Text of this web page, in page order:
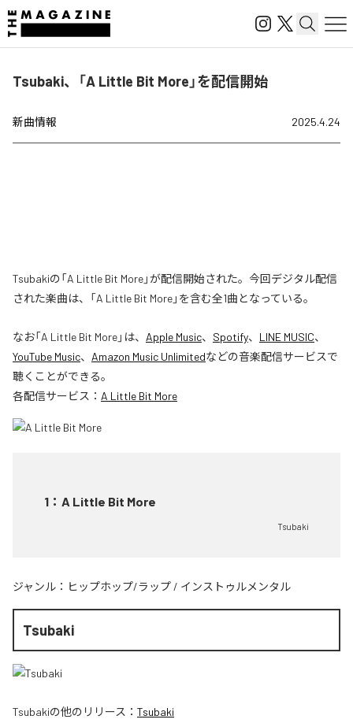
Tsubaki、「A Little Bit More」を配信開始
新曲情報 2025.4.24
Tsubakiの「A Little Bit More」が配信開始された。今回デジタル配信
された楽曲は、「A Little Bit More」を含む全1曲となっている。
なお「A Little Bit More」は、 Apple Music、 Spotify、 LINE MUSIC、
YouTube Music、 Amazon Music Unlimitedなどの音楽配信サービスで
聴くことができる。
各配信サービス： A Little Bit More
1 ： A Little Bit More
Tsubaki
ジャンル： ヒップホップ/ラップ / インストゥルメンタル
Tsubaki
Tsubakiの他のリリース： Tsubaki